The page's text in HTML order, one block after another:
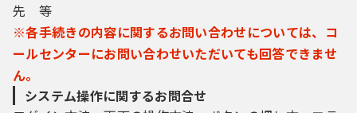
し，第三者への漏えい防止に努めることとし
ます。
る手続においては，利用された利用者ＩＤ及
先 等
※各手続きの内容に関するお問い合わせについては、コ
ールセンターにお問い合わせいただいても回答できませ
ん。
システム操作に関するお問合せ